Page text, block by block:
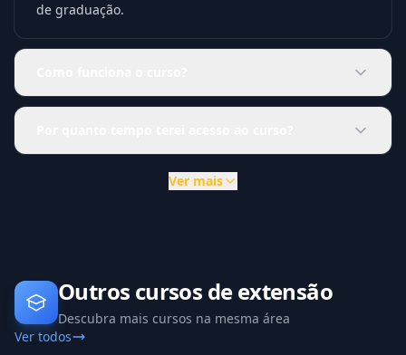
de graduação.
Ver mais
Outros cursos de extensão
Descubra mais cursos na mesma área
Ver todos